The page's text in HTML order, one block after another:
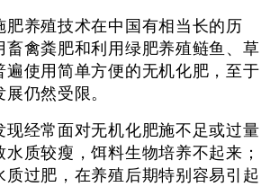
肥养殖技术在中国有相当长的历
畜禽粪肥和利用绿肥养殖鲢鱼、草
遍使用简单方便的无机化肥，至于
仍然受限。
现经常面对无机化肥施不足或过量
质较瘦，饵料生物培养不起来；
质过肥，在养殖后期特别容易引起